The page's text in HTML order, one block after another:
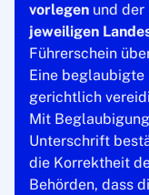
vorlegen und der
jeweiligen
Führerschein
Eine beglaubigte
gerichtlich
Mit
Unterschrift
die Korrektheit
Behörden, dass